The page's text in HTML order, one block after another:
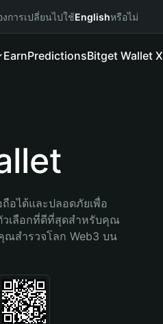
การเปลี่ยนไปใช้Englishหรือไม่
EarnPredictionsBitget Wallet X
อได้และปลอดภัยเพื่อ
วเลือกที่ดีที่สุดสำหรับคุณ
ณสำรวจโลก Web3 บน